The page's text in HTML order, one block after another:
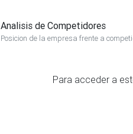
Analisis de Competidores
Posicion de la empresa frente a
Para acceder a